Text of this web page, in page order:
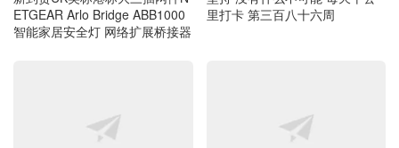
ETGEAR Arlo Bridge ABB1000
智能家居安全灯 网络扩展桥接器
里打卡 第三百八十六周